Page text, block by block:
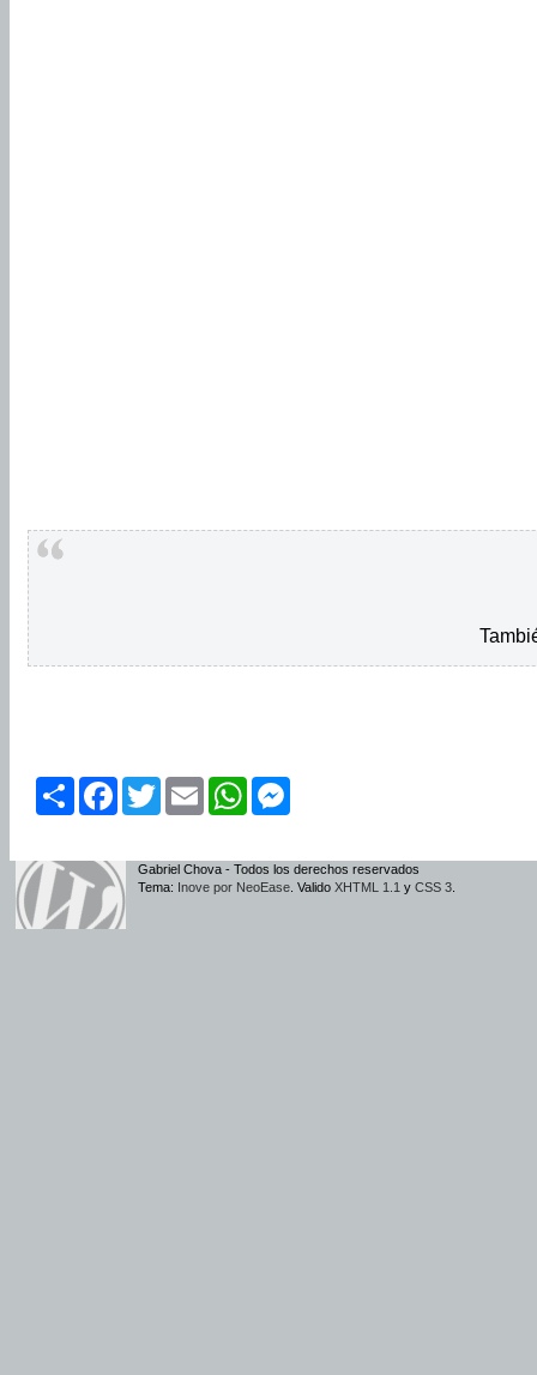
ShareFacebook
TwitterEmailWhatsApp
Gabriel Chova - Todos los derechos reservados
Tema: Inove por NeoEase . Valido XHTML 1.1 y CSS 3